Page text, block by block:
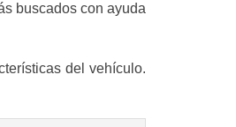
buscados con ayuda
del vehículo.